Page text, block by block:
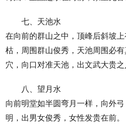
七、天池水
在向前的群山之中，顶峰后斜坡
枯，周围群山俊秀，天池周围必
穴，向口对准天池，出文武大贵之
八、望月水
向前明堂如半圆弯月一样，向外
明，出男女俊秀，女性发贵在前。